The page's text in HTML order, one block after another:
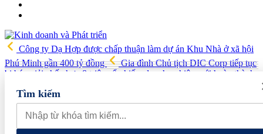
Công ty Dạ Hợp được chấp thuận làm dự án Khu Nhà ở xã hội
Phú Minh gần 400 tỷ đồng
Gia đình Chủ tịch DIC Corp tiếp tục
bị bán giải chấp hơn 8 triệu cổ phiếu, doanh nghiệp mới hoàn thành
khoảng 1/4 kế hoạch năm
quay đầu giảm sâu
Thiết lập các cơ chế, chính sách đặc thù để
thúc đẩy phát triển khu kinh tế đặc biệt
7/8: Dầu thế giới bật tăng mạnh, giá xăng trong nước đồng loạt giảm
Tìm kiếm